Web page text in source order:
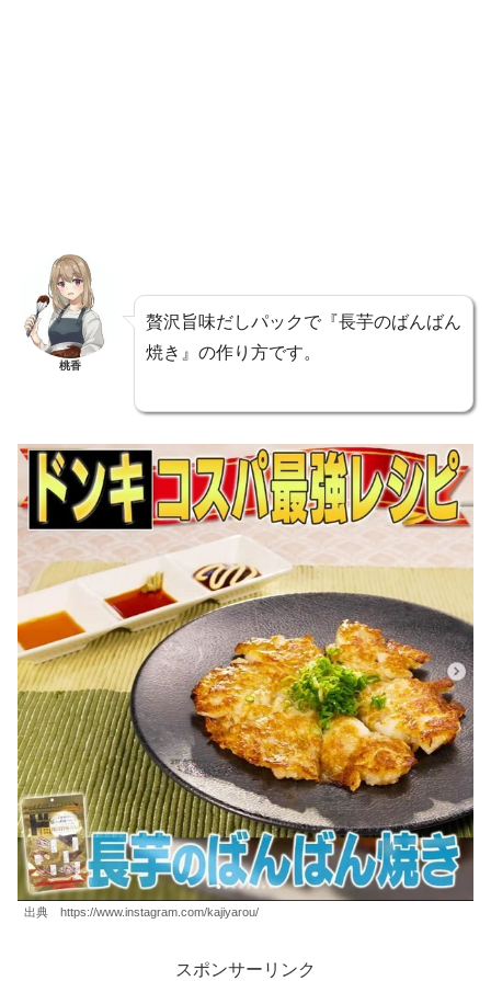
桃香
贅沢旨味だしパックで『長芋のばんばん
焼き』の作り方です。
出典 https://www.instagram.com/kajiyarou/
スポンサーリンク